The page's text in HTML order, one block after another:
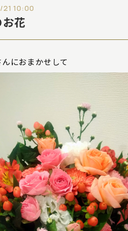
10:00
お花
におまかせして